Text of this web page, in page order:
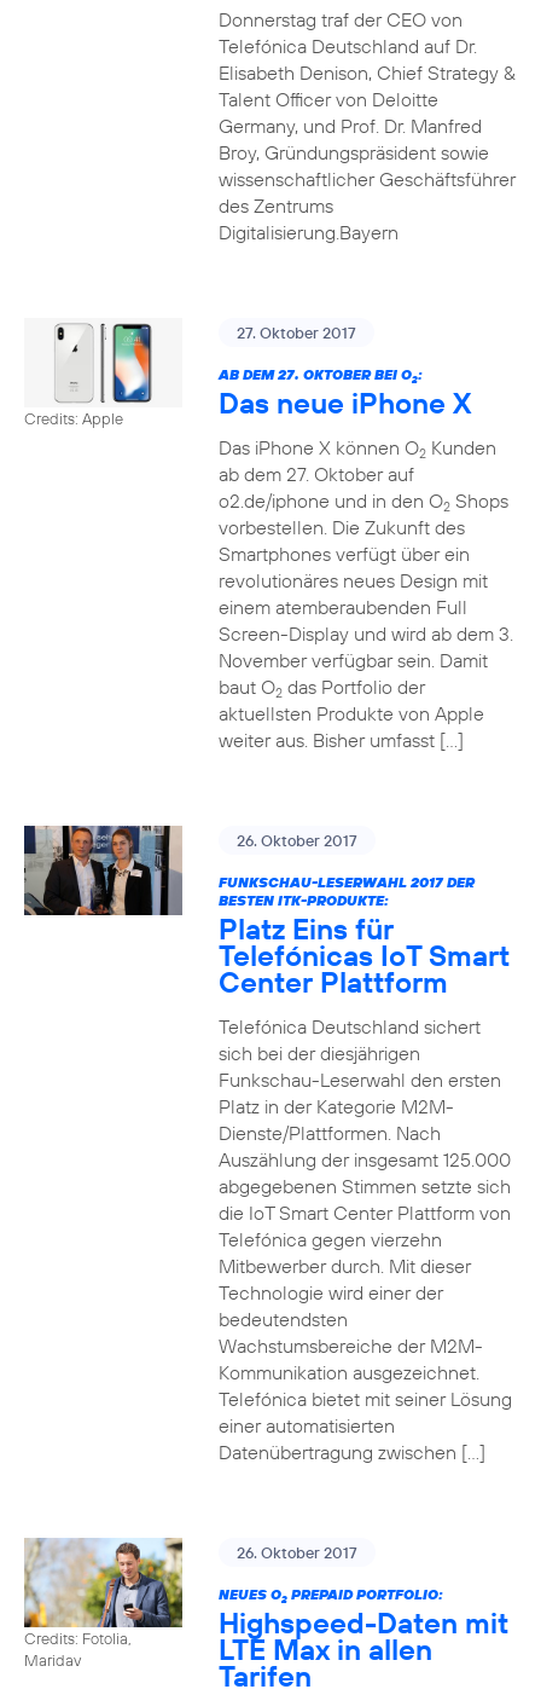
Donnerstag traf der CEO von
Telefónica Deutschland auf Dr.
Elisabeth Denison, Chief Strategy &
Talent Officer von Deloitte
Germany, und Prof. Dr. Manfred
Broy, Gründungspräsident sowie
wissenschaftlicher Geschäftsführer
des Zentrums
Digitalisierung.Bayern
Credits: Apple
27. Oktober 2017
AB DEM 27. OKTOBER BEI O2:
Das neue iPhone X
Das iPhone X können O2Kunden
ab dem 27. Oktober auf
o2.de/iphone und in den O2Shops
vorbestellen. Die Zukunft des
Smartphones verfügt über ein
revolutionäres neues Design mit
einem atemberaubenden Full
Screen-Display und wird ab dem 3.
November verfügbar sein. Damit
baut O2das Portfolio der
aktuellsten Produkte von Apple
weiter aus. Bisher umfasst […]
26. Oktober 2017
FUNKSCHAU-LESERWAHL 2017 DER
BESTEN ITK-PRODUKTE:
Platz Eins für
Telefónicas IoT Smart
Center Plattform
Telefónica Deutschland sichert
sich bei der diesjährigen
Funkschau-Leserwahl den ersten
Platz in der Kategorie M2M-
Dienste/Plattformen. Nach
Auszählung der insgesamt 125.000
abgegebenen Stimmen setzte sich
die IoT Smart Center Plattform von
Telefónica gegen vierzehn
Mitbewerber durch. Mit dieser
Technologie wird einer der
bedeutendsten
Wachstumsbereiche der M2M-
Kommunikation ausgezeichnet.
Telefónica bietet mit seiner Lösung
einer automatisierten
Datenübertragung zwischen […]
Credits: Fotolia,
Maridav
26. Oktober 2017
NEUES O2PREPAID PORTFOLIO:
Highspeed-Daten mit
LTE Max in allen
Tarifen